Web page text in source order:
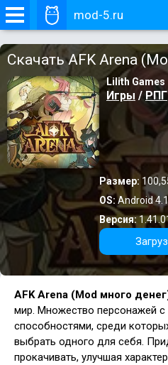
mod-5.ru
Скачать AFK Arena
Lilith Games
Игры /РПГ
Размер:
OS:Android 4.1
Версия:
AFK Arena (Mod много
мир. Множество персонажей
способностями, среди
выбрать одного для себя.
прокачивать, улучшая